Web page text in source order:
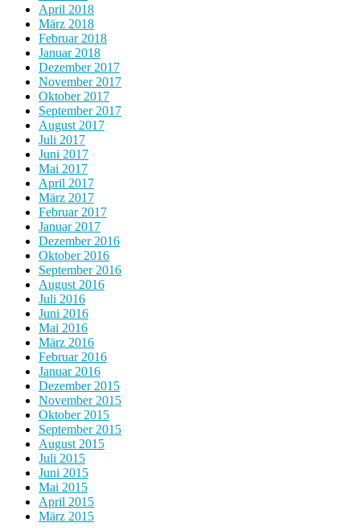
April 2018
März 2018
Februar 2018
Januar 2018
Dezember 2017
November 2017
Oktober 2017
September 2017
August 2017
Juli 2017
Juni 2017
Mai 2017
April 2017
März 2017
Februar 2017
Januar 2017
Dezember 2016
Oktober 2016
September 2016
August 2016
Juli 2016
Juni 2016
Mai 2016
März 2016
Februar 2016
Januar 2016
Dezember 2015
November 2015
Oktober 2015
September 2015
August 2015
Juli 2015
Juni 2015
Mai 2015
April 2015
März 2015